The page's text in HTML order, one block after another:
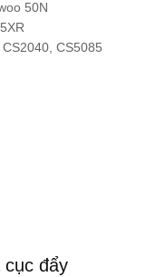
50N
CS5085
cục đẩy